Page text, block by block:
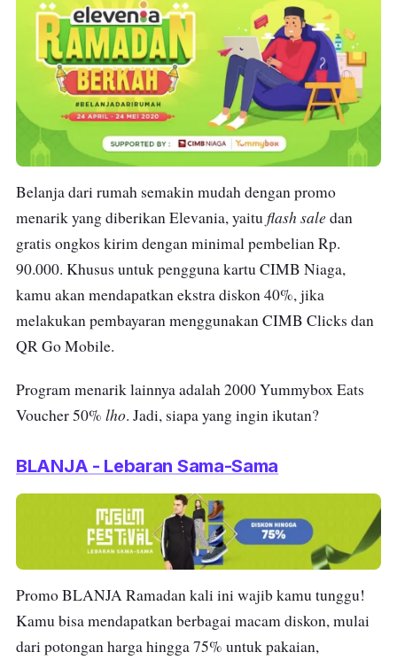
Belanja dari rumah semakin mudah dengan promo
menarik yang diberikan Elevania, yaituflash sale dan
gratis ongkos kirim dengan minimal pembelian Rp.
90.000. Khusus untuk pengguna kartu CIMB Niaga,
kamu akan mendapatkan ekstra diskon 40%, jika
melakukan pembayaran menggunakan CIMB Clicks dan
QR Go Mobile.
Program menarik lainnya adalah 2000 Yummybox Eats
Voucher 50% lho. Jadi, siapa yang ingin ikutan?
BLANJA - Lebaran Sama-Sama
Promo BLANJA Ramadan kali ini wajib kamu tunggu!
Kamu bisa mendapatkan berbagai macam diskon, mulai
dari potongan harga hingga 75% untuk pakaian,